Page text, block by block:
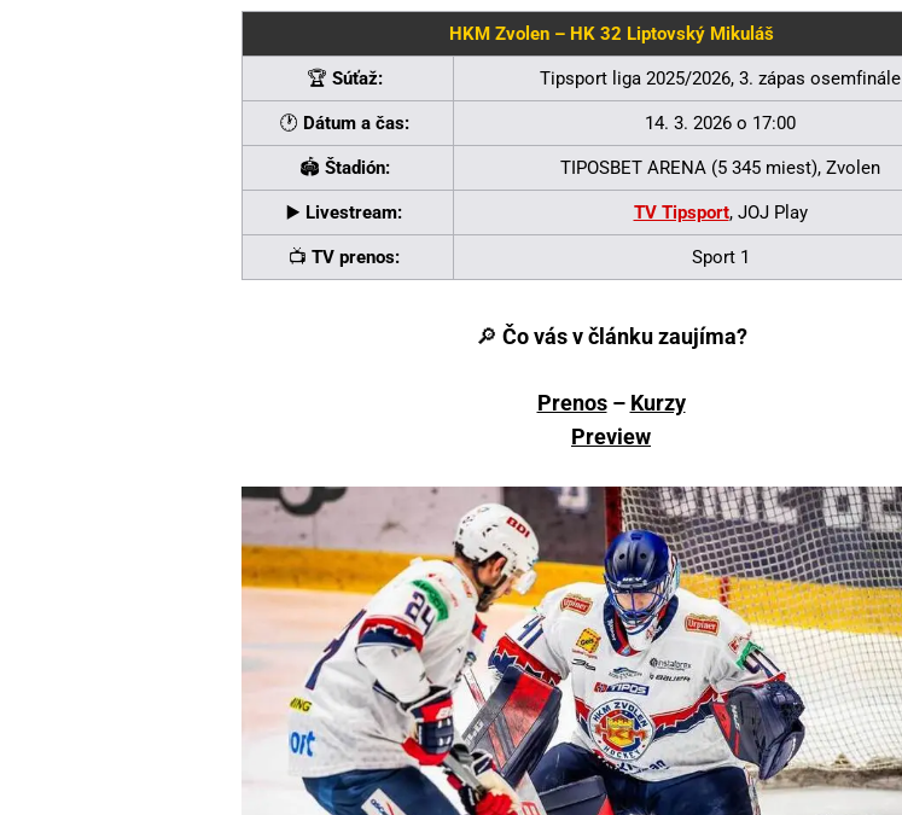
HKM Zvolen – HK 32 Liptovský Mikuláš
🏆 Súťaž: Tipsport liga 2025/2026, 3. zápas osemfinále
🕐 Dátum a čas: 14. 3. 2026 o 17:00
🏟 Štadión: TIPOSBET ARENA (5 345 miest), Zvolen
▶️ Livestream: TV Tipsport, JOJ Play
📺 TV prenos: Sport 1
🔎 Čo vás v článku zaujíma?
Prenos– Kurzy
Preview